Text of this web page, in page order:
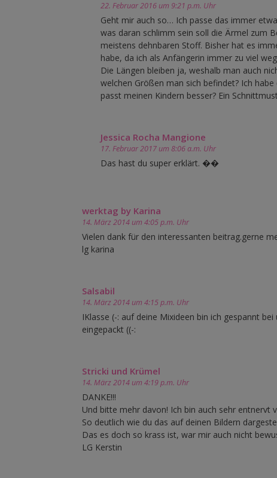
22. Februar 2016 um 9:21 p.m. Uhr
Geht mir auch so… Ich passe das immer
was daran schlimm sein soll die Ärmel zum
meistens dehnbaren Stoff. Bisher hat es
habe, da ich als Anfängerin immer zu viel
Die Längen bleiben ja, weshalb man auch
welchen Größen man sich befindet? Ich
passt meinen Kindern besser? Ein
Jessica Rocha Mangione
17. Februar 2017 um 8:06 a.m. Uhr
Das hast du super erklärt. ��
werktag by Karina
14. März 2014 um 4:05 p.m. Uhr
Vielen dank für den interessanten beitrag.gerne
lg karina
Salsabil
14. März 2014 um 4:15 p.m. Uhr
IKlasse (-: auf deine Mixideen bin ich gespannt
eingepackt ((-:
Stricki und Krümel
14. März 2014 um 4:19 p.m. Uhr
DANKE!!!
Und bitte mehr davon! Ich bin auch sehr
So deutlich wie du das auf deinen Bildern
Das es doch so krass ist, war mir auch nicht
LG Kerstin